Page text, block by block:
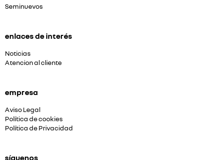
Seminuevos
enlaces de interés
Noticias
Atencion al cliente
empresa
Aviso Legal
Política de cookies
Política de Privacidad
síguenos